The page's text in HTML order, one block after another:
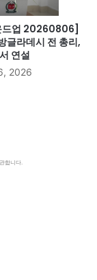
드업 20260806]
글라데시 전 총리,
연설
2026
합니다.